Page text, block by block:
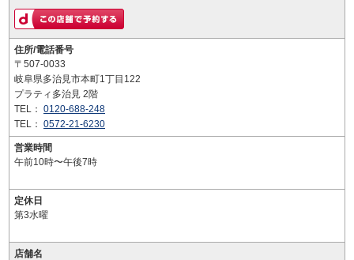
住所/電話番号
〒507-0033
岐阜県多治見市本町1丁目122
プラティ多治見 2階
TEL： 0120-688-248
TEL： 0572-21-6230
営業時間
午前10時〜午後7時
定休日
第3水曜
店舗名